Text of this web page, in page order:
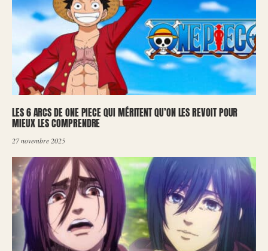
LES 6 ARCS DE ONE PIECE QUI MÉRITENT QU’ON LES REVOIT POUR
MIEUX LES COMPRENDRE
27 novembre 2025